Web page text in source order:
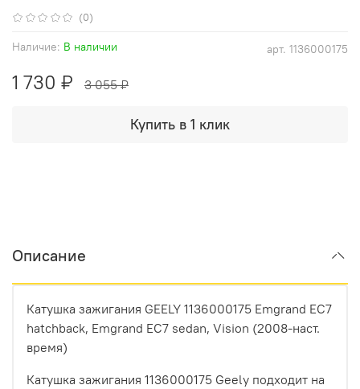
(0)
арт. 1136000175
Наличие: В наличии
1 730 ₽ 3 055 ₽
Купить в 1 клик
Описание
Катушка зажигания GEELY 1136000175 Emgrand EC7
hatchback, Emgrand EC7 sedan, Vision (2008-наст.
время)
Катушка зажигания 1136000175 Geely подходит на